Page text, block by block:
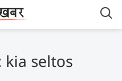
kia seltos